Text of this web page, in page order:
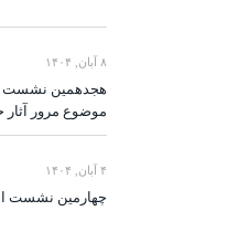
۸ آبان, ۱۴۰۴
هجدهمین نشست
موضوع مرور
۴ آبان, ۱۴۰۴
چهارمین نشست